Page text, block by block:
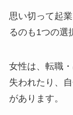
思い切って起
るのも1つの選
女性は、転職
失われたり、
があります。